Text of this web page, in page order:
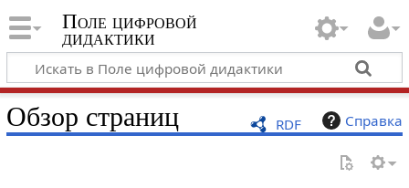
Поле цифровой
дидактики
RDF Справка
Обзор страниц